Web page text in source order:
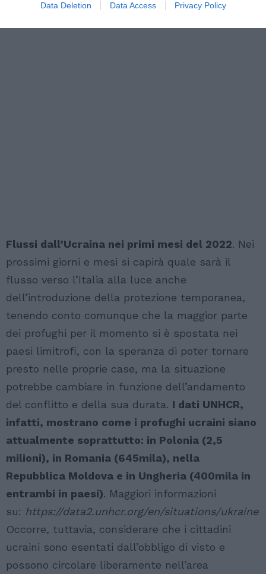
Data Deletion Data Access Privacy Policy
Flussi dall’Ucraina nei primi mesi del 2022. Nei
prossimi giorni e mesi si capirà quale sarà il
flusso verso l’Italia alla luce anche
dell’introduzione della protezione temporanea,
tenendo conto comunque che la maggior parte
dei profughi per il momento si è spostata nei
paesi limitrofi, con la speranza di poter tornare
presto nelle proprie case, ma la situazione
potrebbe cambiare in funzione dell’andamento
del conflitto e della sua durata. I dati UNHCR,
infatti, mostrano come i profughi ucraini siano
attualmente soprattutto: in Polonia (2,5
milioni), in Romania (645mila), nella
Repubblica Moldova e in Ungheria (400mila in
entrambi in paesi). Maggiori informazioni
su: https://data2.unhcr.org/en/situations/ukraine
Occorre, tuttavia, considerare che i cittadini
ucraini sono esentati dall’obbligo di visto e
possono circolare liberamente nell’area